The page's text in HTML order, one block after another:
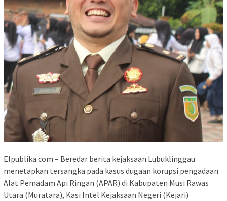
Elpublika.com – Beredar berita kejaksaan Lubuklinggau
menetapkan tersangka pada kasus dugaan korupsi pengadaan
Alat Pemadam Api Ringan (APAR) di Kabupaten Musi Rawas
Utara (Muratara), Kasi Intel Kejaksaan Negeri (Kejari)